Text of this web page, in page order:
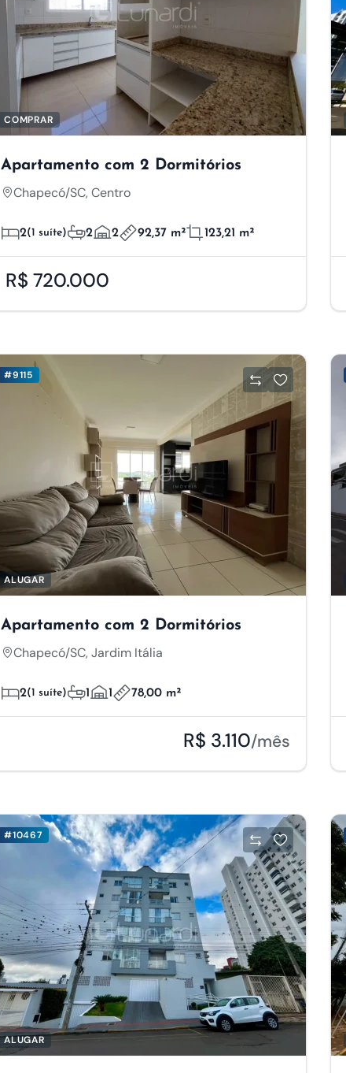
COMPRAR
Apartamento com 2 Dormitórios
Chapecó/SC, Centro
2(1 suíte) 2 2 92,37 m² 123,21 m²
R$ 720.000
#9115
ALUGAR
Apartamento com 2 Dormitórios
Chapecó/SC, Jardim Itália
2(1 suíte) 1 1 78,00 m²
R$ 3.110/mês
#10467
ALUGAR